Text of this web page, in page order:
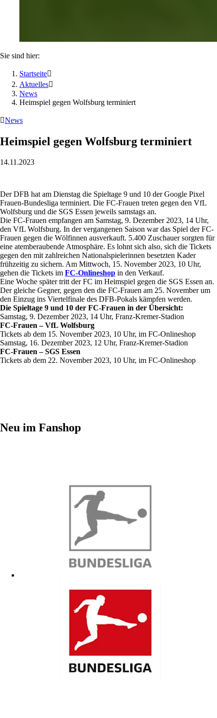
Sie sind hier:
Startseite
Aktuelles
News
Heimspiel gegen Wolfsburg terminiert
News
Heimspiel gegen Wolfsburg terminiert
14.11.2023
Der DFB hat am Dienstag die Spieltage 9 und 10 der Google Pixel
Frauen-Bundesliga terminiert. Die FC-Frauen treten gegen den VfL
Wolfsburg und die SGS Essen jeweils samstags an.
Die FC-Frauen empfangen am Samstag, 9. Dezember 2023, 14 Uhr,
den VfL Wolfsburg. In der vergangenen Saison war das Spiel der FC-
Frauen gegen die Wölfinnen ausverkauft. 5.400 Zuschauer sorgten für
eine atemberaubende Atmosphäre. Es lohnt sich also, sich die Tickets
gegen den mit zahlreichen Nationalspielerinnen besetzten Kader
frühzeitig zu sichern. Am Mittwoch, 15. November 2023, 10 Uhr,
gehen die Tickets im FC-Onlineshop in den Verkauf.
Eine Woche später tritt der FC im Heimspiel gegen die SGS Essen an.
Der gleiche Gegner, gegen den die FC-Frauen am 25. November um
den Einzug ins Viertelfinale des DFB-Pokals kämpfen werden.
Die Spieltage 9 und 10 der FC-Frauen in der Übersicht:
Samstag, 9. Dezember 2023, 14 Uhr, Franz-Kremer-Stadion
FC-Frauen – VfL Wolfsburg
Tickets ab dem 15. November 2023, 10 Uhr, im FC-Onlineshop
Samstag, 16. Dezember 2023, 12 Uhr, Franz-Kremer-Stadion
FC-Frauen – SGS Essen
Tickets ab dem 22. November 2023, 10 Uhr, im FC-Onlineshop
Neu im Fanshop